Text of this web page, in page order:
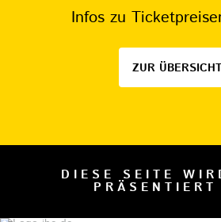
Infos zu
ZUR
DIESE SEITE
PRÄSENTIERT